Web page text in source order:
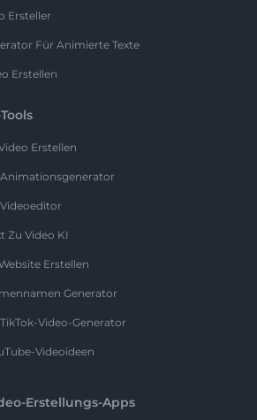
Ersteller
Für Animierte Texte
Erstellen
Erstellen
Zu Video KI
Erstellen
Generator
Video-Generator
Videoideen
Erstellungs-Apps